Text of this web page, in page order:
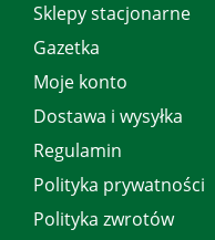
Sklepy stacjonarne
Gazetka
Moje konto
Dostawa i wysyłka
Regulamin
Polityka prywatności
Polityka zwrotów